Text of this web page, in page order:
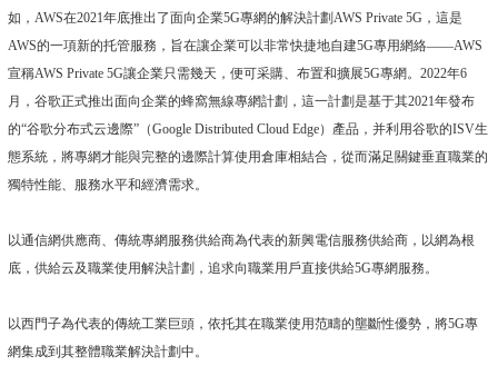
如，AWS在2021年底推出了面向企業5G專網的解決計劃AWS Private 5G，這是
AWS的一項新的托管服務，旨在讓企業可以非常快捷地自建5G專用網絡——AWS
宣稱AWS Private 5G讓企業只需幾天，便可采購、布置和擴展5G專網。2022年6
月，谷歌正式推出面向企業的蜂窩無線專網計劃，這一計劃是基于其2021年發布
的“谷歌分布式云邊際”（Google Distributed Cloud Edge）產品，并利用谷歌的ISV生
態系統，將專網才能與完整的邊際計算使用倉庫相結合，從而滿足關鍵垂直職業的
獨特性能、服務水平和經濟需求。
以通信網供應商、傳統專網服務供給商為代表的新興電信服務供給商，以網為根
底，供給云及職業使用解決計劃，追求向職業用戶直接供給5G專網服務。
以西門子為代表的傳統工業巨頭，依托其在職業使用范疇的壟斷性優勢，將5G專
網集成到其整體職業解決計劃中。